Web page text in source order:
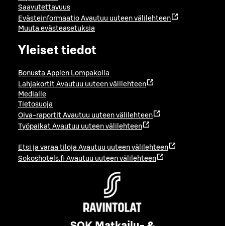
Saavutettavuus
Evästeinformaatio Avautuu uuteen välilehteen
Muuta evästeasetuksia
Yleiset tiedot
Bonusta Applen Lompakolla
Lahjakortit Avautuu uuteen välilehteen
Medialle
Tietosuoja
Oiva-raportit Avautuu uuteen välilehteen
Työpaikat Avautuu uuteen välilehteen
Etsi ja varaa tiloja Avautuu uuteen välilehteen
Sokoshotels.fi Avautuu uuteen välilehteen